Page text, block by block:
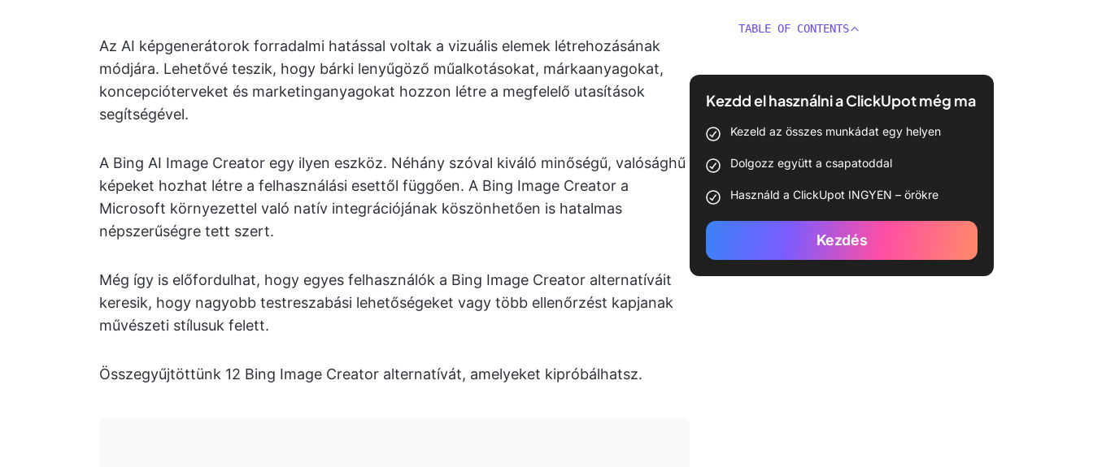
Az AI képgenerátorok forradalmi hatással voltak a vizuális elemek létrehozásának
módjára. Lehetővé teszik, hogy bárki lenyűgöző műalkotásokat, márkaanyagokat,
koncepcióterveket és marketinganyagokat hozzon létre a megfelelő utasítások
segítségével.
A Bing AI Image Creator egy ilyen eszköz. Néhány szóval kiváló minőségű, valósághű
képeket hozhat létre a felhasználási esettől függően. A Bing Image Creator a
Microsoft környezettel való natív integrációjának köszönhetően is hatalmas
népszerűségre tett szert.
Még így is előfordulhat, hogy egyes felhasználók a Bing Image Creator alternatíváit
keresik, hogy nagyobb testreszabási lehetőségeket vagy több ellenőrzést kapjanak
művészeti stílusuk felett.
Összegyűjtöttünk 12 Bing Image Creator alternatívát, amelyeket kipróbálhatsz.
TABLE OF CONTENTS
Kezdd el használni a ClickUpot még ma
Kezeld az összes munkádat egy helyen
Dolgozz együtt a csapatoddal
Használd a ClickUpot INGYEN – örökre
Kezdés